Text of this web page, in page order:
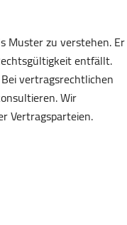
Muster zu verstehen. Er
entfällt.
vertragsrechtlichen
Wir
Vertragsparteien.